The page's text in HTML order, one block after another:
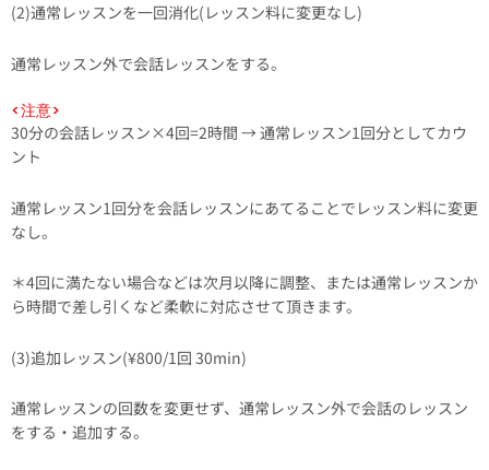
(2)通常レッスンを一回消化(レッスン料に変更なし)
通常レッスン外で会話レッスンをする。
<注意>
30分の会話レッスン×4回=2時間 → 通常レッスン1回分としてカウ
ント
通常レッスン1回分を会話レッスンにあてることでレッスン料に変更
なし。
＊4回に満たない場合などは次月以降に調整、または通常レッスンか
ら時間で差し引くなど柔軟に対応させて頂きます。
(3)追加レッスン(¥800/1回 30min)
通常レッスンの回数を変更せず、通常レッスン外で会話のレッスン
をする・追加する。